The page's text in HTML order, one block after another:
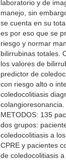
laboratorio y de
manejo, sin
se cuenta en su
es por eso que se
riesgo y normar
bilirrubinas totales.
los valores de
predictor de
con riesgo alto o
coledocolitiasis
colangioresonancia.
METODOS: 135
dos grupos:
coledocolitiasis a
CPRE y pacientes
de coledocolitiasis